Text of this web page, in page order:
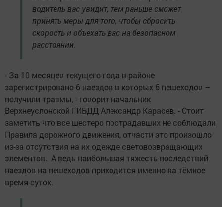
водитель вас увидит, тем раньше сможет
принять меры для того, чтобы сбросить
скорость и объехать вас на безопасном
расстоянии.
- За 10 месяцев текущего года в районе
зарегистрировано 6 наездов в которых 6 пешеходов –
получили травмы, - говорит начальник
Верхнеуслонской ГИБДД Александр Карасев. - Стоит
заметить что все шестеро пострадавших не соблюдали
Правила дорожного движения, отчасти это произошло
из-за отсутствия на их одежде световозвращающих
элементов. А ведь наибольшая тяжесть последствий
наездов на пешеходов приходится именно на тёмное
время суток.